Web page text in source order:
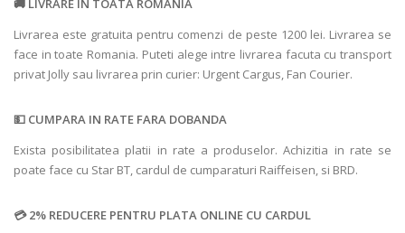
LIVRARE IN TOATA ROMANIA
Livrarea este gratuita pentru comenzi de peste 1200 lei. Livrarea se
face in toate Romania. Puteti alege intre livrarea facuta cu transport
privat Jolly sau livrarea prin curier: Urgent Cargus, Fan Courier.
CUMPARA IN RATE FARA DOBANDA
Exista posibilitatea platii in rate a produselor. Achizitia in rate se
poate face cu Star BT, cardul de cumparaturi Raiffeisen, si BRD.
2% REDUCERE PENTRU PLATA ONLINE CU CARDUL